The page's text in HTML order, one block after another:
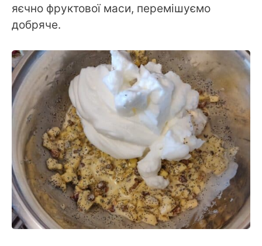
яєчно фруктової маси, перемішуємо
добряче.